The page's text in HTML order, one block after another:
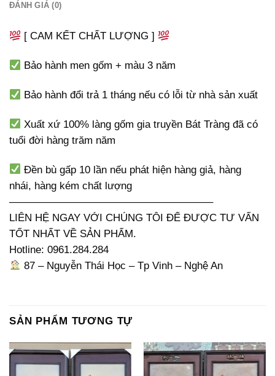
ĐÁNH GIÁ (0)
[ CAM KẾT CHẤT LƯỢNG ]
Bảo hành men gốm + màu 3 năm
Bảo hành đổi trả 1 tháng nếu có lỗi từ nhà sản xuất
Xuất xứ 100% làng gốm gia truyền Bát Tràng đã có
tuổi đời hàng trăm năm
Đền bù gấp 10 lần nếu phát hiện hàng giả, hàng
nhái, hàng kém chất lượng
———————————————————–
LIÊN HỆ NGAY VỚI CHÚNG TÔI ĐỂ ĐƯỢC TƯ VẤN
TỐT NHẤT VỀ SẢN PHẨM.
Hotline: 0961.284.284
87 – Nguyễn Thái Học – Tp Vinh – Nghệ An
SẢN PHẨM TƯƠNG TỰ